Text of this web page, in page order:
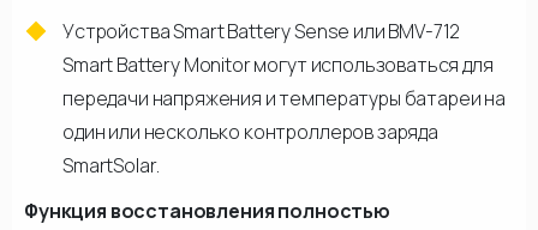
Устройства Smart Battery Sense или BMV-712
Smart Battery Monitor могут использоваться для
передачи напряжения и температуры батареи на
один или несколько контроллеров заряда
SmartSolar.
Функция восстановления полностью